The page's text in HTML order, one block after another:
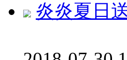
炎炎夏日